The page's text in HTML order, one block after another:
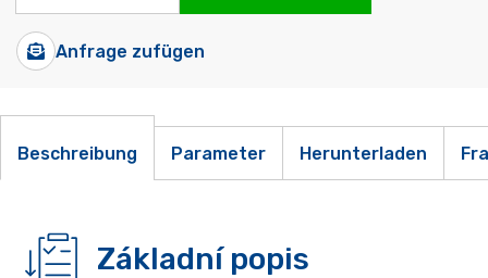
Anfrage zufügen
Beschreibung Parameter Herunterladen
Základní popis